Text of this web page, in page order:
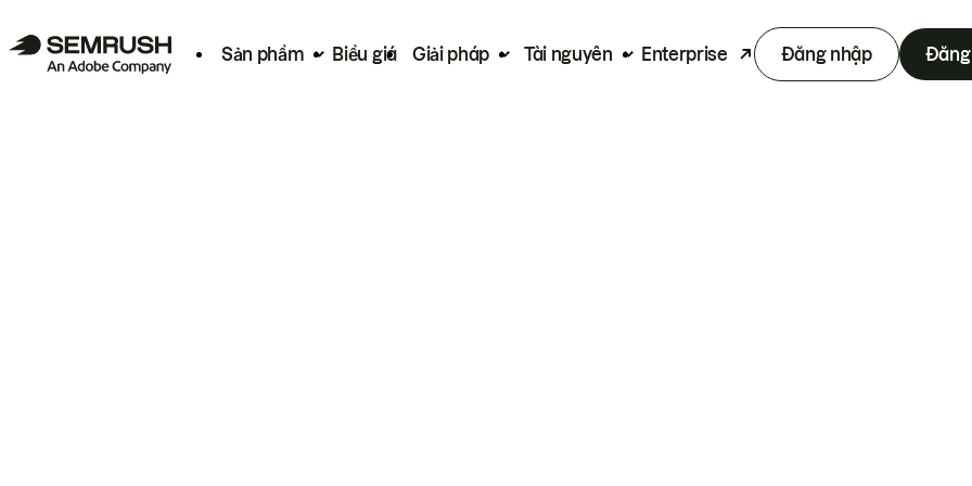
Sản phẩm Biểu giá Giải pháp Tài nguyên Enterprise Đăng nhập